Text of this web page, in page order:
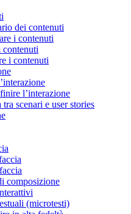
dei contenuti
i contenuti
i contenuti
l’interazione
scenari e user stories
composizione
(microtesti)